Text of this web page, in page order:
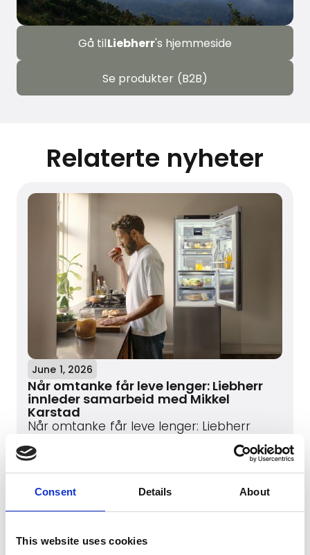
Consent Details About
This website uses cookies
Gå tilLiebherr's hjemmeside
Se produkter (B2B)
Relaterte nyheter
June 1, 2026
Når omtanke får leve lenger: Liebherr
innleder samarbeid med Mikkel
Karstad
Når omtanke får leve lenger: Liebherr
innleder samarbeid med Mikkel Karstad
Les mer